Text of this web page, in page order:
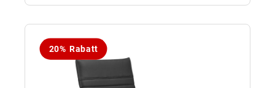
20% Rabatt